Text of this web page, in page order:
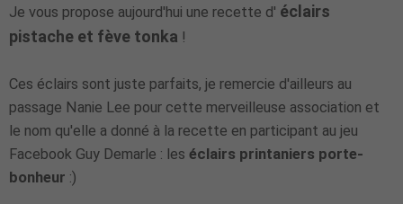
Je vous propose aujourd'hui une recette d' éclairs
pistache et fève tonka !
Ces éclairs sont juste parfaits, je remercie d'ailleurs au
passage Nanie Lee pour cette merveilleuse association et
le nom qu'elle a donné à la recette en participant au jeu
Facebook Guy Demarle : les éclairs printaniers porte-
bonheur :)